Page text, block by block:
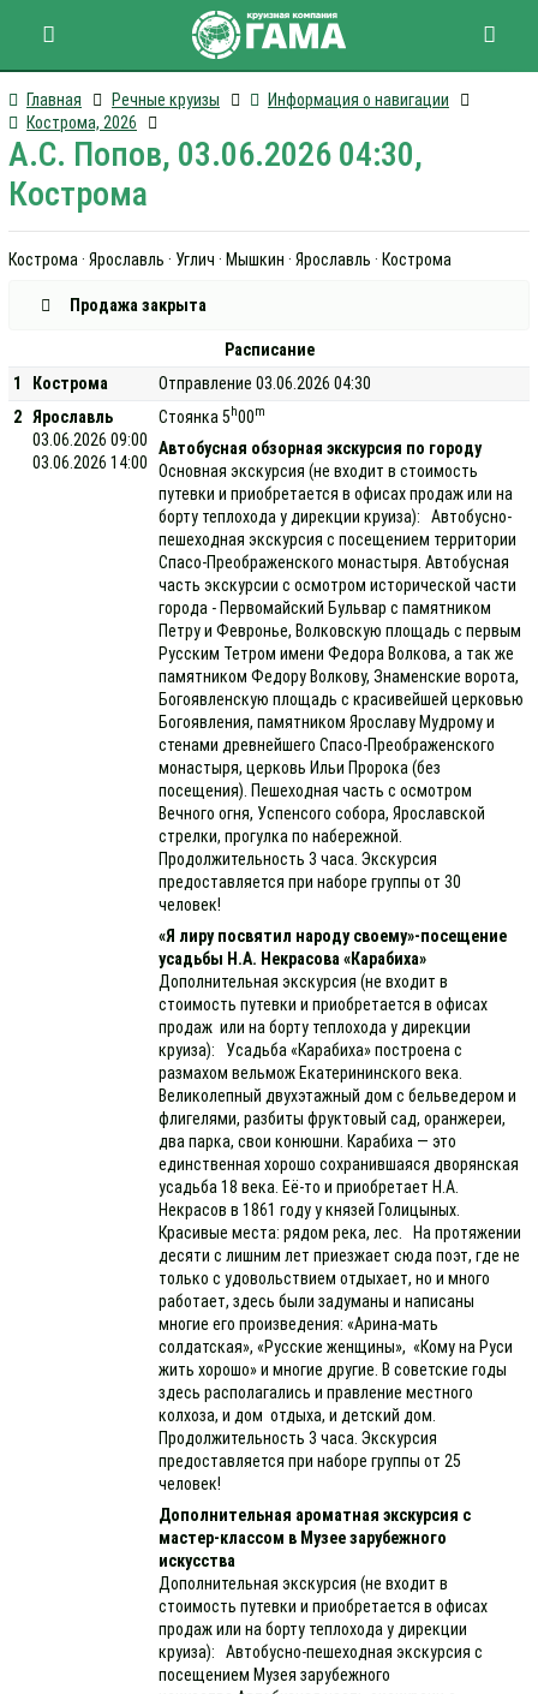
Главная Речные круизы
Информация о навигации
Кострома, 2026
А.С. Попов, 03.06.2026 04:30,
Кострома
Кострома · Ярославль · Углич · Мышкин · Ярославль · Кострома
Продажа закрыта
Расписание
1
Кострома
Отправление 03.06.2026 04:30
2
Ярославль
03.06.2026 09:00
03.06.2026 14:00
Стоянка 5 h00m
Автобусная обзорная экскурсия по городу
Основная экскурсия (не входит в стоимость
путевки и приобретается в офисах продаж или на
борту теплохода у дирекции круиза): Автобусно-
пешеходная экскурсия с посещением территории
Спасо-Преображенского монастыря. Автобусная
часть экскурсии с осмотром исторической части
города - Первомайский Бульвар с памятником
Петру и Февронье, Волковскую площадь с первым
Русским Тетром имени Федора Волкова, а так же
памятником Федору Волкову, Знаменские ворота,
Богоявленскую площадь с красивейшей церковью
Богоявления, памятником Ярославу Мудрому и
стенами древнейшего Спасо-Преображенского
монастыря, церковь Ильи Пророка (без
посещения). Пешеходная часть с осмотром
Вечного огня, Успенсого собора, Ярославской
стрелки, прогулка по набережной.
Продолжительность 3 часа. Экскурсия
предоставляется при наборе группы от 30
человек!
«Я лиру посвятил народу своему»-посещение
усадьбы Н.А. Некрасова «Карабиха»
Дополнительная экскурсия (не входит в
стоимость путевки и приобретается в офисах
продаж или на борту теплохода у дирекции
круиза): Усадьба «Карабиха» построена с
размахом вельмож Екатерининского века.
Великолепный двухэтажный дом с бельведером и
флигелями, разбиты фруктовый сад, оранжереи,
два парка, свои конюшни. Карабиха — это
единственная хорошо сохранившаяся дворянская
усадьба 18 века. Её-то и приобретает Н.А.
Некрасов в 1861 году у князей Голицыных.
Красивые места: рядом река, лес. На протяжении
десяти с лишним лет приезжает сюда поэт, где не
только с удовольствием отдыхает, но и много
работает, здесь были задуманы и написаны
многие его произведения: «Арина-мать
солдатская», «Русские женщины», «Кому на Руси
жить хорошо» и многие другие. В советские годы
здесь располагались и правление местного
колхоза, и дом отдыха, и детский дом.
Продолжительность 3 часа. Экскурсия
предоставляется при наборе группы от 25
человек!
Дополнительная ароматная экскурсия с
мастер-классом в Музее зарубежного
искусства
Дополнительная экскурсия (не входит в
стоимость путевки и приобретается в офисах
продаж или на борту теплохода у дирекции
круиза): Автобусно-пешеходная экскурсия с
посещением Музея зарубежного